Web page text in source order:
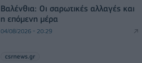
Βαλένθια: Οι σαρωτικές αλλαγές και
η επόμενη μέρα
04/08/2026 - 20:29
csrnews.gr